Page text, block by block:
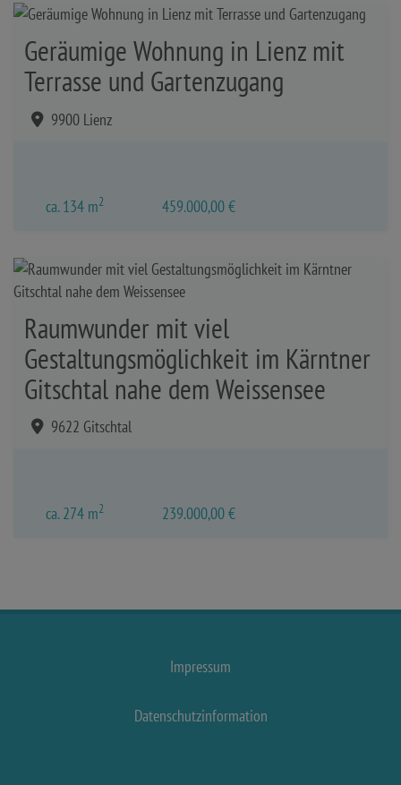
Geräumige Wohnung in Lienz mit
Terrasse und Gartenzugang
9900 Lienz
ca. 134 m2 459.000,00 €
Raumwunder mit viel
Gestaltungsmöglichkeit im Kärntner
Gitschtal nahe dem Weissensee
9622 Gitschtal
ca. 274 m2 239.000,00 €
Impressum
Datenschutzinformation